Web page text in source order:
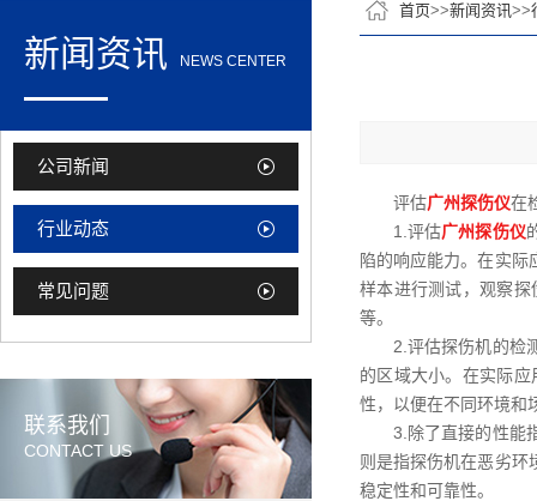
新闻资讯 NEWS CENTER
公司新闻
行业动态
常见问题
联系我们
CONTACT US
首页>>新闻资讯>>
评估广州探伤仪在
1.评估广州探伤仪
陷的响应能力。在实
样本进行测试，观察
等。
2.评估探伤机的检
的区域大小。在实际
性，以便在不同环境和
3.除了直接的性能
则是指探伤机在恶劣环
稳定性和可靠性。